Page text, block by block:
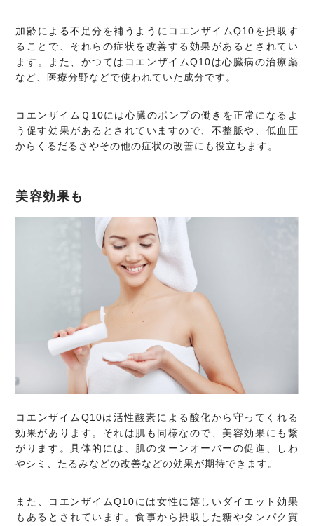
加齢による不足分を補うようにコエンザイムQ10を摂取す
ることで、それらの症状を改善する効果があるとされてい
ます。また、かつてはコエンザイムQ10は心臓病の治療薬
など、医療分野などで使われていた成分です。
コエンザイムＱ10には心臓のポンプの働きを正常になるよ
う促す効果があるとされていますので、不整脈や、低血圧
からくるだるさやその他の症状の改善にも役立ちます。
美容効果も
コエンザイムQ10は活性酸素による酸化から守ってくれる
効果があります。それは肌も同様なので、美容効果にも繋
がります。具体的には、肌のターンオーバーの促進、しわ
やシミ、たるみなどの改善などの効果が期待できます。
また、コエンザイムQ10には女性に嬉しいダイエット効果
もあるとされています。食事から摂取した糖やタンパク質